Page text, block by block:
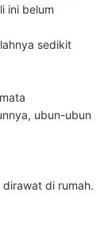
ini belum
sedikit
ubun-ubun
di rumah.